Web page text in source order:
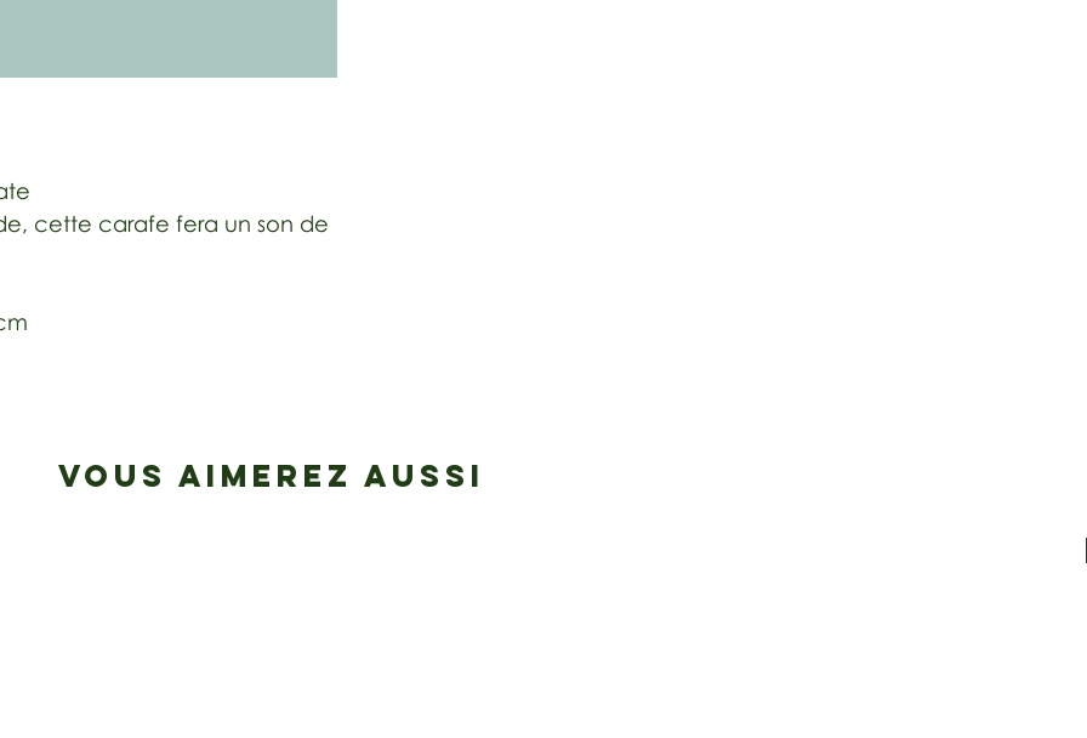
cette carafe fera un son de
VOUS AIMEREZ AUSSI